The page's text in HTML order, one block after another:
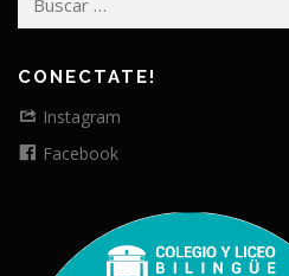
CONECTATE!
Instagram
Facebook